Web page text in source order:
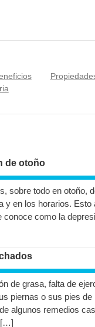
Next
de otoño
sobre todo en otoño,
y en los horarios.
conoce como la
de grasa, falta de
piernas o sus pies
algunos remedios
[…]